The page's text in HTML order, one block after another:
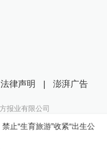
止“生育旅游”收紧“出生公
法律声明 | 澎湃广告
报业有限公司
沪ICP备14003370号
：31120170006